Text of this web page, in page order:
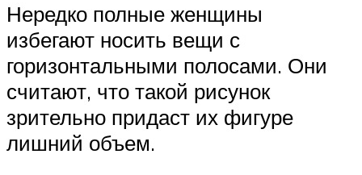
Нередко полные женщины
избегают носить вещи с
горизонтальными полосами. Они
считают, что такой рисунок
зрительно придаст их фигуре
лишний объем.